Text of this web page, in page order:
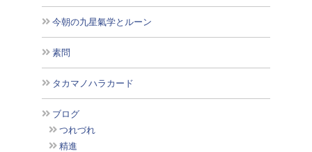
今朝の九星氣学とルーン
素問
タカマノハラカード
ブログ
つれづれ
精進